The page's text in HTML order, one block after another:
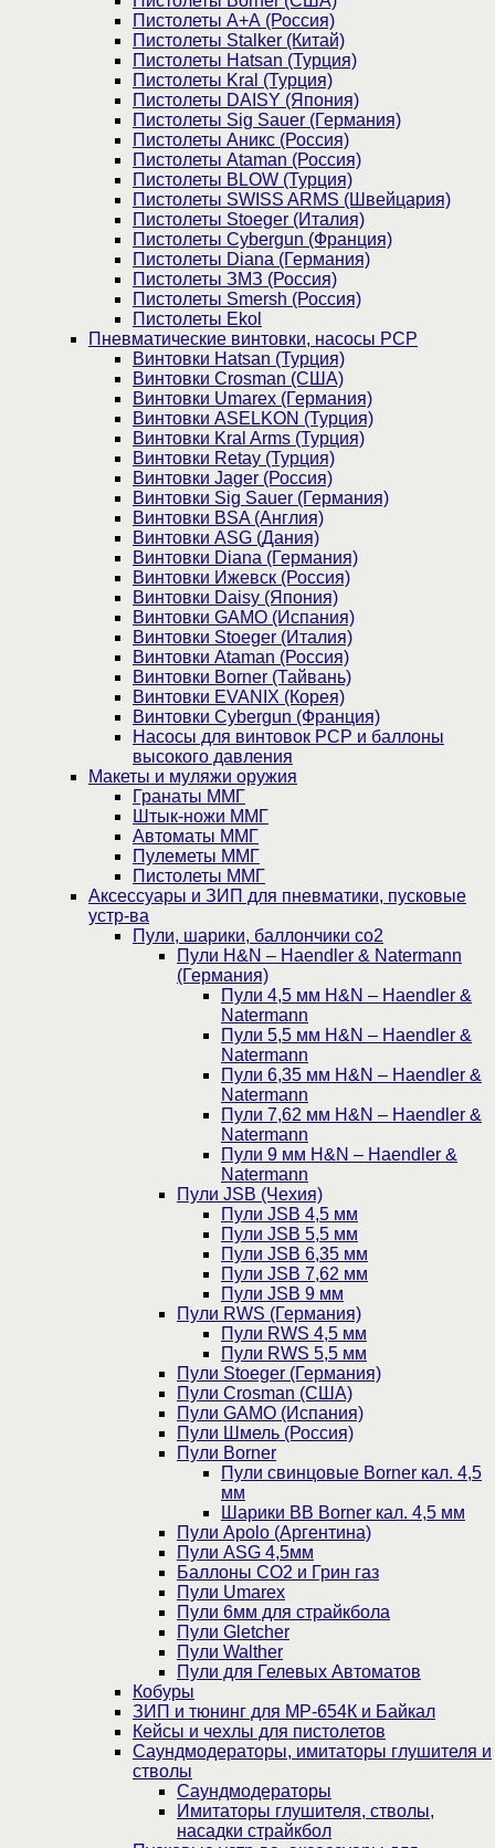
Пистолеты А+А (Россия)
Пистолеты Stalker (Китай)
Пистолеты Hatsan (Турция)
Пистолеты Kral (Турция)
Пистолеты DAISY (Япония)
Пистолеты Sig Sauer (Германия)
Пистолеты Аникс (Россия)
Пистолеты Ataman (Россия)
Пистолеты BLOW (Турция)
Пистолеты SWISS ARMS (Швейцария)
Пистолеты Stoeger (Италия)
Пистолеты Cybergun (Франция)
Пистолеты Diana (Германия)
Пистолеты ЗМЗ (Россия)
Пистолеты Smersh (Россия)
Пистолеты Ekol
Пневматические винтовки, насосы PCP
Винтовки Hatsan (Турция)
Винтовки Crosman (США)
Винтовки Umarex (Германия)
Винтовки ASELKON (Турция)
Винтовки Kral Arms (Турция)
Винтовки Retay (Турция)
Винтовки Jager (Россия)
Винтовки Sig Sauer (Германия)
Винтовки BSA (Англия)
Винтовки ASG (Дания)
Винтовки Diana (Германия)
Винтовки Ижевск (Россия)
Винтовки Daisy (Япония)
Винтовки GAMO (Испания)
Винтовки Stoeger (Италия)
Винтовки Ataman (Россия)
Винтовки Borner (Тайвань)
Винтовки EVANIX (Корея)
Винтовки Cybergun (Франция)
Насосы для винтовок PCP и баллоны
высокого давления
Макеты и муляжи оружия
Гранаты ММГ
Штык-ножи ММГ
Автоматы ММГ
Пулеметы ММГ
Пистолеты ММГ
Аксессуары и ЗИП для пневматики, пусковые
устр-ва
Пули, шарики, баллончики со2
Пули H&N – Haendler & Natermann
(Германия)
Пули 4,5 мм H&N – Haendler &
Natermann
Пули 5,5 мм H&N – Haendler &
Natermann
Пули 6,35 мм H&N – Haendler &
Natermann
Пули 7,62 мм H&N – Haendler &
Natermann
Пули 9 мм H&N – Haendler &
Natermann
Пули JSB (Чехия)
Пули JSB 4,5 мм
Пули JSB 5,5 мм
Пули JSB 6,35 мм
Пули JSB 7,62 мм
Пули JSB 9 мм
Пули RWS (Германия)
Пули RWS 4,5 мм
Пули RWS 5,5 мм
Пули Stoeger (Германия)
Пули Crosman (США)
Пули GAMO (Испания)
Пули Шмель (Россия)
Пули Borner
Пули свинцовые Borner кал. 4,5
мм
Шарики BB Borner кал. 4,5 мм
Пули Apolo (Аргентина)
Пули ASG 4,5мм
Баллоны CO2 и Грин газ
Пули Umarex
Пули 6мм для страйкбола
Пули Gletcher
Пули Walther
Пули для Гелевых Автоматов
Кобуры
ЗИП и тюнинг для МР-654К и Байкал
Кейсы и чехлы для пистолетов
Саундмодераторы, имитаторы глушителя и
стволы
Саундмодераторы
Имитаторы глушителя, стволы,
насадки страйкбол